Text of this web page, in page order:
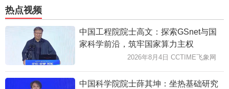
热点视频
中国工程院院士高文：探索GSnet与国
家科学前沿，筑牢国家算力主权
2026年8月4日 CCTIME飞象网
中国科学院院士薛其坤：坐热基础研究